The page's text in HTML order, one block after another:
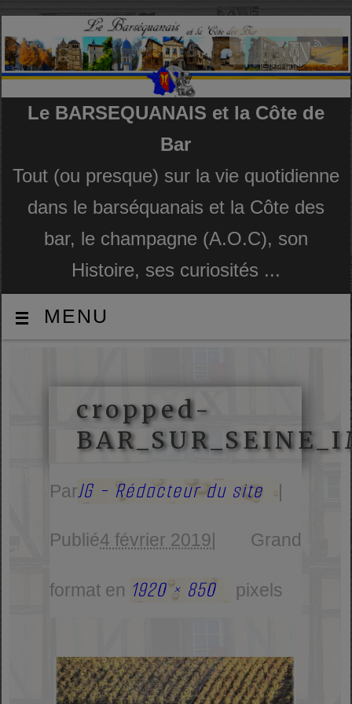
Le BARSEQUANAIS et la Côte de
Bar
Tout (ou presque) sur la vie quotidienne
dans le barséquanais et la Côte des
bar, le champagne (A.O.C), son
Histoire, ses curiosités ...
MENU
cropped-
ParJG - Rédacteur du site
Publié4 février 2019 Grand
format en 1920 × 850 pixels